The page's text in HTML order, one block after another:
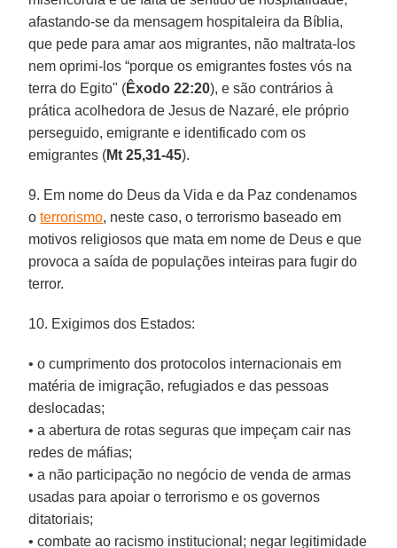
afastando-se da mensagem hospitaleira da Bíblia,
que pede para amar aos migrantes, não maltrata-los
nem oprimi-los “porque os emigrantes fostes vós na
terra do Egito" (Êxodo 22:20), e são contrários à
prática acolhedora de Jesus de Nazaré, ele próprio
perseguido, emigrante e identificado com os
emigrantes (Mt 25,31-45).
9. Em nome do Deus da Vida e da Paz condenamos
oterrorismo, neste caso, o terrorismo baseado em
motivos religiosos que mata em nome de Deus e que
provoca a saída de populações inteiras para fugir do
terror.
10. Exigimos dos Estados:
• o cumprimento dos protocolos internacionais em
matéria de imigração, refugiados e das pessoas
deslocadas;
• a abertura de rotas seguras que impeçam cair nas
redes de máfias;
• a não participação no negócio de venda de armas
usadas para apoiar o terrorismo e os governos
ditatoriais;
• combate ao racismo institucional; negar legitimidade